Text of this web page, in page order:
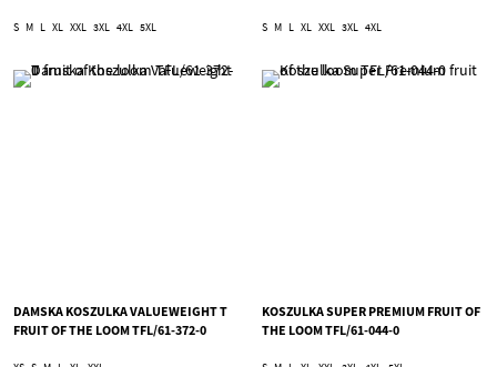
S M L XL XXL 3XL 4XL 5XL S M L XL XXL 3XL 4XL
DAMSKA KOSZULKA VALUEWEIGHT T
FRUIT OF THE LOOM TFL/61-372-0
KOSZULKA SUPER PREMIUM FRUIT OF
THE LOOM TFL/61-044-0